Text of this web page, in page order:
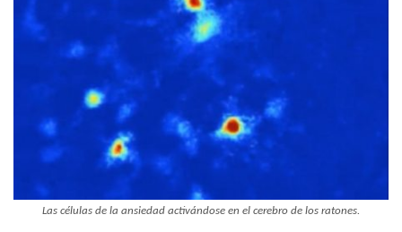
Las células de la ansiedad activándose en el cerebro de los ratones.